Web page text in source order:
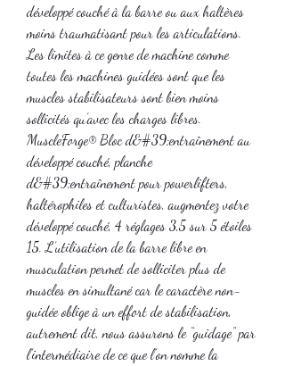
développé couché à la barre ou aux haltères
moins traumatisant pour les articulations.
Les limites à ce genre de machine comme
toutes les machines guidées sont que les
muscles stabilisateurs sont bien moins
sollicités qu’avec les charges libres.
MuscleForge® Bloc d&#39;entraînement au
développé couché, planche
d&#39;entraînement pour powerlifters,
haltérophiles et culturistes, augmentez votre
développé couché, 4 réglages 3,5 sur 5 étoiles
15. L’utilisation de la barre libre en
musculation permet de solliciter plus de
muscles en simultané car le caractère non-
guidée oblige à un effort de stabilisation,
autrement dit, nous assurons le “guidage” par
l’intermédiaire de ce que l’on nomme la